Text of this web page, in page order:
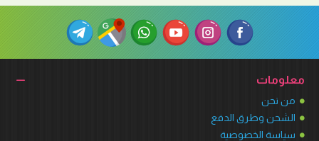
معلومات
من نحن
الشحن وطرق الدفع
سياسة الخصوصية